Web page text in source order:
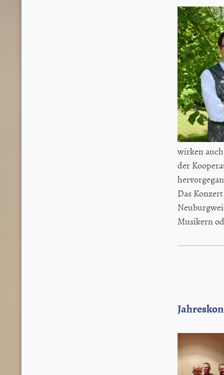
wirken
der
Das
Musikern